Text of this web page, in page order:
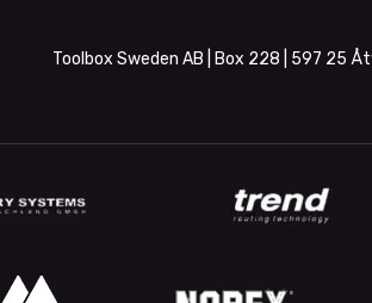
Toolbox Sweden AB | Box 228 | 597 25